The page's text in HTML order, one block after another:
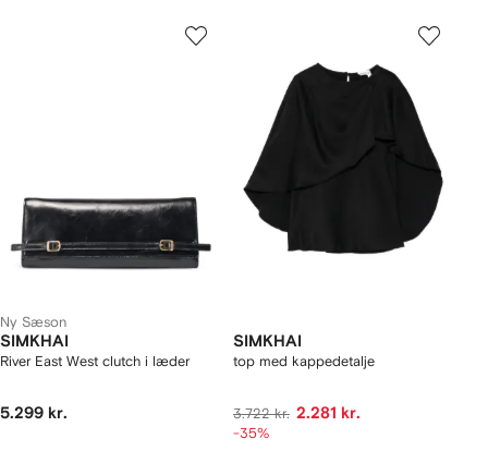
Ny Sæson
SIMKHAI
River East West clutch i læder
5.299 kr.
SIMKHAI
top med kappedetalje
3.722 kr. 2.281 kr.
-35%